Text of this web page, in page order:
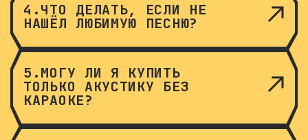
4.ЧТО ДЕЛАТЬ, ЕСЛИ НЕ
НАШЁЛ ЛЮБИМУЮ ПЕСНЮ?
5.МОГУ ЛИ Я КУПИТЬ
ТОЛЬКО АКУСТИКУ БЕЗ
КАРАОКЕ?